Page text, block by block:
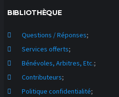
BIBLIOTHÈQUE
Questions / Réponses;
Services offerts;
Bénévoles, Arbitres, Etc.;
Contributeurs;
Politique confidentialité;